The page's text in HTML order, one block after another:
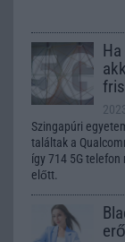
Szingapúri
találtak a
így 714 5G
előtt.